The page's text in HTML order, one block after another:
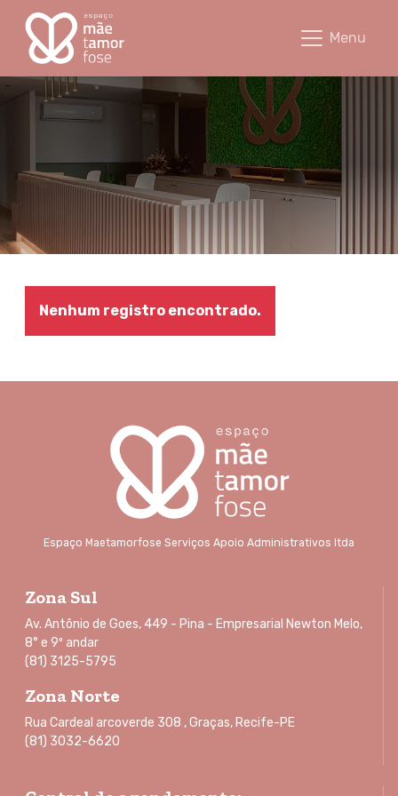
Equipe - Espaço Mãetamorfose
Menu
Nenhum registro encontrado.
Espaço Maetamorfose Serviços Apoio Administrativos ltda
Zona Sul
Av. Antônio de Goes, 449 - Pina - Empresarial Newton Melo,
8° e 9º andar
(81) 3125-5795
Zona Norte
Rua Cardeal arcoverde 308 , Graças, Recife-PE
(81) 3032-6620